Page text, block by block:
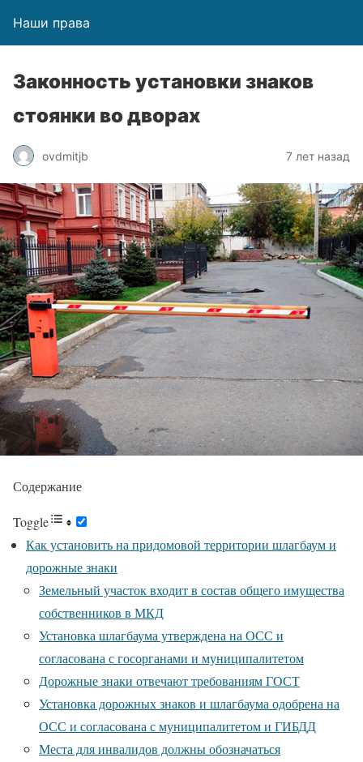
Наши права
Законность установки знаков
стоянки во дворах
ovdmitjb 7 лет назад
Содержание
Toggle
Как установить на придомовой территории шлагбаум и
дорожные знаки
Земельный участок входит в состав общего имущества
собственников в МКД
Установка шлагбаума утверждена на ОСС и
согласована с госорганами и муниципалитетом
Дорожные знаки отвечают требованиям ГОСТ
Установка дорожных знаков и шлагбаума одобрена на
ОСС и согласована с муниципалитетом и ГИБДД
Места для инвалидов должны обозначаться